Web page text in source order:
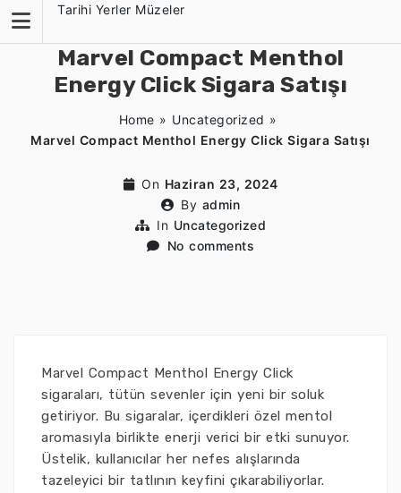
content
Tarihi Yerler Müzeler
Marvel Compact Menthol
Energy Click Sigara Satışı
Home » Uncategorized »
Marvel Compact Menthol Energy Click Sigara Satışı
On Haziran 23, 2024
By admin
In Uncategorized
No comments
Marvel Compact Menthol Energy Click
sigaraları, tütün sevenler için yeni bir soluk
getiriyor. Bu sigaralar, içerdikleri özel mentol
aromasıyla birlikte enerji verici bir etki sunuyor.
Üstelik, kullanıcılar her nefes alışlarında
tazeleyici bir tatlının keyfini çıkarabiliyorlar.